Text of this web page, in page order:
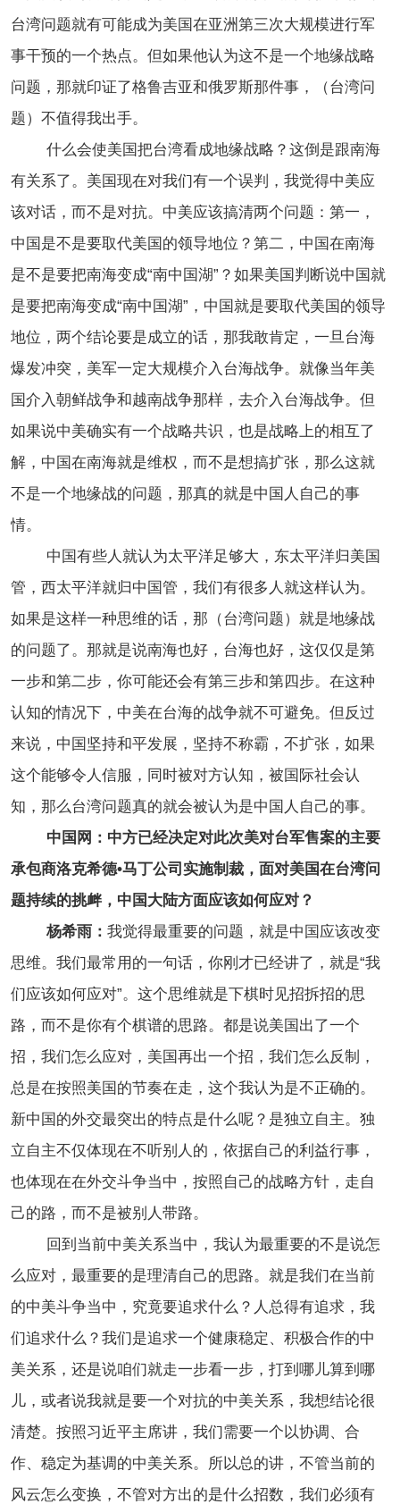
台湾问题就有可能成为美国在亚洲第三次大规模进行军
事干预的一个热点。但如果他认为这不是一个地缘战略
问题，那就印证了格鲁吉亚和俄罗斯那件事，（台湾问
题）不值得我出手。
什么会使美国把台湾看成地缘战略？这倒是跟南海
有关系了。美国现在对我们有一个误判，我觉得中美应
该对话，而不是对抗。中美应该搞清两个问题：第一，
中国是不是要取代美国的领导地位？第二，中国在南海
是不是要把南海变成“南中国湖”？如果美国判断说中国就
是要把南海变成“南中国湖” ，中国就是要取代美国的领导
地位，两个结论要是成立的话，那我敢肯定，一旦台海
爆发冲突，美军一定大规模介入台海战争。就像当年美
国介入朝鲜战争和越南战争那样，去介入台海战争。但
如果说中美确实有一个战略共识，也是战略上的相互了
解，中国在南海就是维权，而不是想搞扩张，那么这就
不是一个地缘战的问题，那真的就是中国人自己的事
情。
中国有些人就认为太平洋足够大，东太平洋归美国
管，西太平洋就归中国管，我们有很多人就这样认为。
如果是这样一种思维的话，那（台湾问题）就是地缘战
的问题了。那就是说南海也好，台海也好，这仅仅是第
一步和第二步，你可能还会有第三步和第四步。在这种
认知的情况下，中美在台海的战争就不可避免。但反过
来说，中国坚持和平发展，坚持不称霸，不扩张，如果
这个能够令人信服，同时被对方认知，被国际社会认
知，那么台湾问题真的就会被认为是中国人自己的事。
中国网：中方已经决定对此次美对台军售案的主要
承包商洛克希德•马丁公司实施制裁，面对美国在台湾问
题持续的挑衅，中国大陆方面应该如何应对？
杨希雨： 我觉得最重要的问题，就是中国应该改变
思维。我们最常用的一句话，你刚才已经讲了，就是“我
们应该如何应对”。这个思维就是下棋时见招拆招的思
路，而不是你有个棋谱的思路。都是说美国出了一个
招，我们怎么应对，美国再出一个招，我们怎么反制，
总是在按照美国的节奏在走，这个我认为是不正确的。
新中国的外交最突出的特点是什么呢？是独立自主。独
立自主不仅体现在不听别人的，依据自己的利益行事，
也体现在在外交斗争当中，按照自己的战略方针，走自
己的路，而不是被别人带路。
回到当前中美关系当中，我认为最重要的不是说怎
么应对，最重要的是理清自己的思路。就是我们在当前
的中美斗争当中，究竟要追求什么？人总得有追求，我
们追求什么？我们是追求一个健康稳定、积极合作的中
美关系，还是说咱们就走一步看一步，打到哪儿算到哪
儿，或者说我就是要一个对抗的中美关系，我想结论很
清楚。按照习近平主席讲，我们需要一个以协调、合
作、稳定为基调的中美关系。所以总的讲，不管当前的
风云怎么变换，不管对方出的是什么招数，我们必须有